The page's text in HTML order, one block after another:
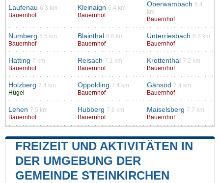
Laufenau 6.3 km
Bauernhof
Kleinaign 6.4 km
Bauernhof
Oberwambach 6.4
km
Bauernhof
Numberg 6.5 km
Bauernhof
Blainthal
6.6 km
Bauernhof
Unterriesbach 6.7 km
Bauernhof
Hatting 7 km
Bauernhof
Reisach 7.1 km
Bauernhof
Krottenthal
7.2 km
Bauernhof
Holzberg 7.4 km
Hügel
Oppolding 7.4 km
Bauernhof
Gänsöd 7.4 km
Bauernhof
Lehen 7.5 km
Bauernhof
Hubberg 7.6 km
Bauernhof
Maiselsberg 7.7 km
Bauernhof
FREIZEIT UND AKTIVITÄTEN IN
DER UMGEBUNG DER
GEMEINDE STEINKIRCHEN